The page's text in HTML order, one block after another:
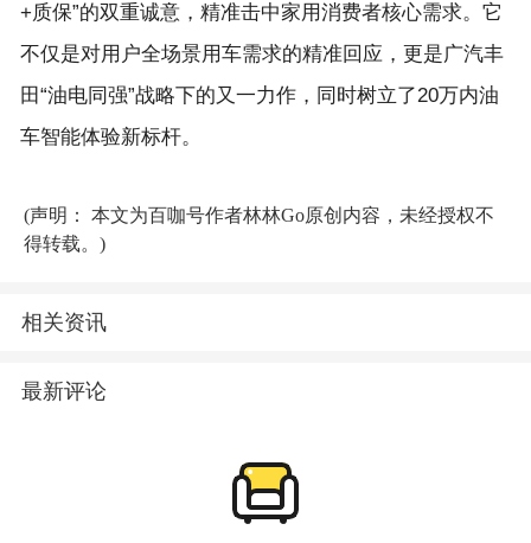
+质保”的双重诚意，精准击中家用消费者核心需求。它
不仅是对用户全场景用车需求的精准回应，更是广汽丰
田“油电同强”战略下的又一力作，同时树立了20万内油
(声明： 本文为百咖号作者林林Go原创内容，未经授权不
得转载。)
相关资讯
最新评论